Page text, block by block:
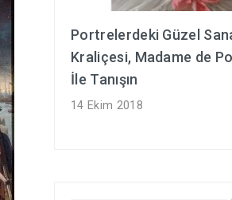
Portrelerdeki Güzel
Kraliçesi, Madame de
İle Tanışın
14 Ekim 2018